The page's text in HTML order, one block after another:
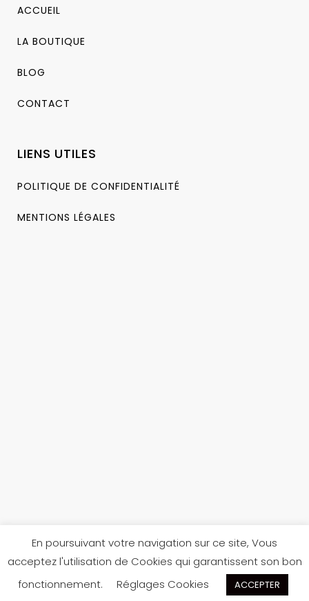
ACCUEIL
LA BOUTIQUE
BLOG
CONTACT
LIENS UTILES
POLITIQUE DE CONFIDENTIALITÉ
MENTIONS LÉGALES
Réalisé par Jules TexierpourScarpe Di Béné
scarpedibene@gmail.com
En poursuivant votre navigation sur ce site, Vous
acceptez l'utilisation de Cookies qui garantissent son bon
fonctionnement.
Réglages Cookies ACCEPTER